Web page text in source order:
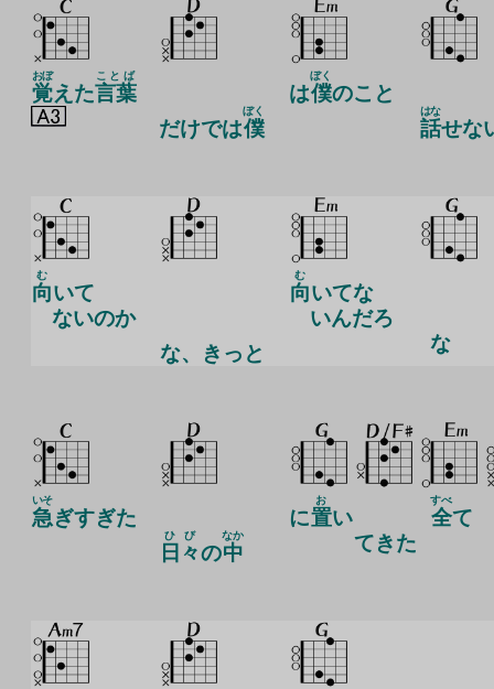
覚
おぼ
えた言葉
ことば
だけでは僕
ぼく
は僕
ぼく
のこと
話
はな
せな
向
む
いて
ないのか
な、きっと
向
む
いてな
いんだろ
な
急
いそ
ぎすぎた
日々
ひび
の中
なか
に置
お
い
てきた
全
すべ
て